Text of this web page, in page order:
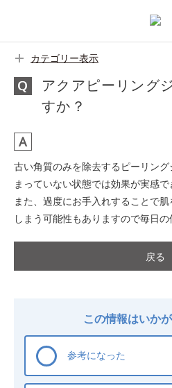
カテゴリー表示
アクアピーリング
すか？
古い角質のみを除去するピーリン
まっていない状態では効果が実感で
また、過度にお手入れすることで
しまう可能性もありますので毎日の
戻る
この情報はいか
参考になった